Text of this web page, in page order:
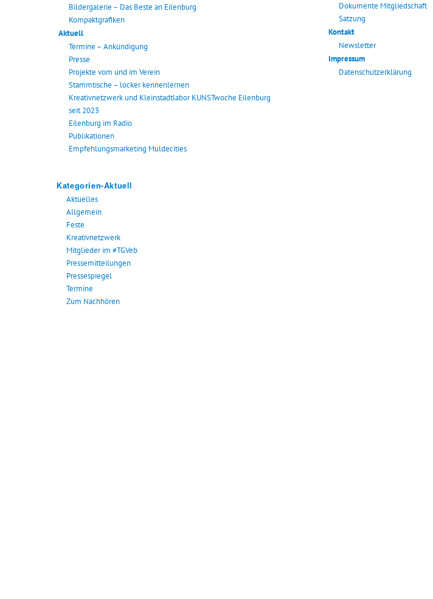
Bildergalerie – Das Beste an Eilenburg
Kompaktgrafiken
Aktuell
Termine – Ankündigung
Presse
Projekte vom und im Verein
Stammtische – locker kennenlernen
Kreativnetzwerk und Kleinstadtlabor KUNSTwoche Eilenburg
seit 2023
Eilenburg im Radio
Publikationen
Empfehlungsmarketing Muldecities
Kategorien-Aktuell
Aktuelles
Allgemein
Feste
Kreativnetzwerk
Mitglieder im #TGVeb
Pressemitteilungen
Pressespiegel
Termine
Zum Nachhören
Dokumente Mitgliedschaft
Satzung
Kontakt
Newsletter
Impressum
Datenschutzerklärung